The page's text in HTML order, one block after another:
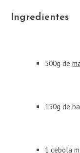
Ingredientes
500g de
150g de
1 cebola